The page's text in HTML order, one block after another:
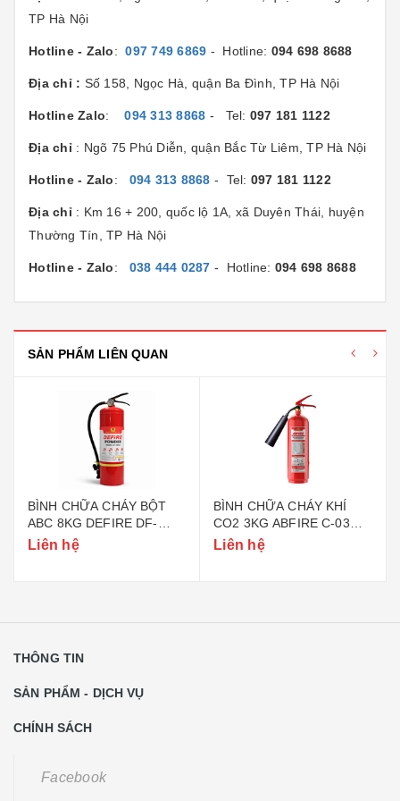
TP Hà Nội
Hotline - Zalo:097 749 6869 - Hotline: 094 698 8688
Địa chỉ : Số 158, Ngọc Hà, quận Ba Đình, TP Hà Nội
Hotline Zalo:094 313 8868 - Tel: 097 181 1122
Địa chỉ : Ngõ 75 Phú Diễn, quận Bắc Từ Liêm, TP Hà Nội
Hotline - Zalo: 094 313 8868 - Tel: 097 181 1122
Địa chỉ : Km 16 + 200, quốc lộ 1A, xã Duyên Thái, huyện
Thường Tín, TP Hà Nội
Hotline - Zalo: 038 444 0287 - Hotline: 094 698 8688
SẢN PHẨM LIÊN QUAN
BÌNH CHỮA CHÁY BỘT
ABC 8KG DEFIRE DF-
ABC8 (BỘ CÔNG AN)
Liên hệ
BÌNH CHỮA CHÁY KHÍ
CO2 3KG ABFIRE C-03
(TEM BỘ CÔNG AN)
Liên hệ
THÔNG TIN
SẢN PHẨM - DỊCH VỤ
CHÍNH SÁCH
Facebook